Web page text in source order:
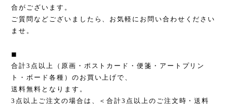
合がございます。
ご質問などございましたら、お気軽にお問い合わせください
ませ。
◼︎
合計3点以上（原画・ポストカード・便箋・アートプリン
ト・ボード各種）のお買い上げで、
送料無料となります。
3点以上ご注文の場合は、＜合計3点以上のご注文時・送料